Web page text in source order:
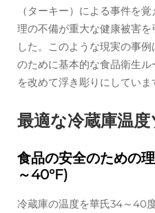
（ターキー）による事件を
理の不備が重大な健康被害
した。このような現実の事
のために基本的な食品衛生
を改めて浮き彫りにしていま
最適な冷蔵庫温度
食品の安全のための
～40°F)
冷蔵庫の温度を華氏34～40